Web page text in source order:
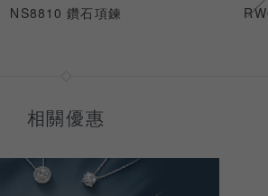
NS8810 鑽石項鍊
相關優惠